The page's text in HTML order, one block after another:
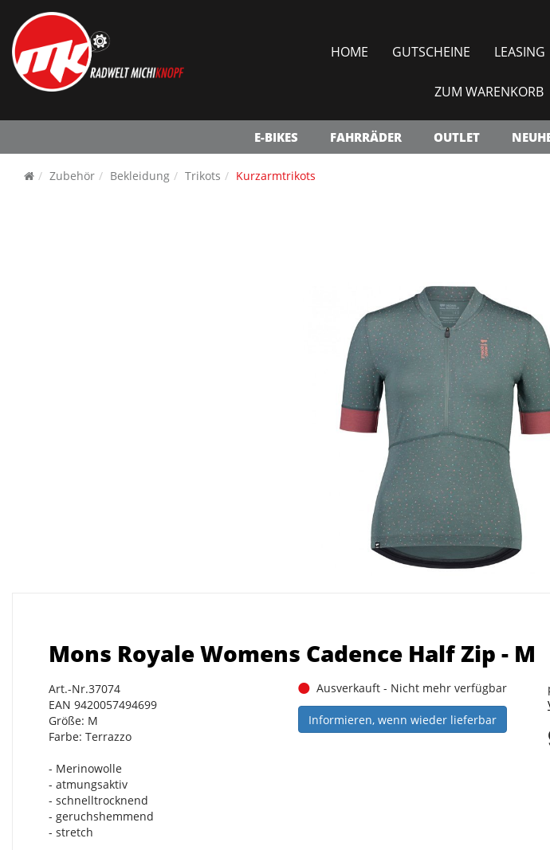
HOME GUTSCHEINE LEASING
ZUM WARENKORB
E-BIKES FAHRRÄDER OUTLET
Zubehör Bekleidung Trikots Kurzarmtrikots
Mons Royale Womens Cadence Half Zip - M
Art.-Nr.37074
EAN 9420057494699
Größe: M
Farbe: Terrazzo
- Merinowolle
- atmungsaktiv
- schnelltrocknend
- geruchshemmend
- stretch
Ausverkauft - Nicht mehr verfügbar
Informieren, wenn wieder lieferbar